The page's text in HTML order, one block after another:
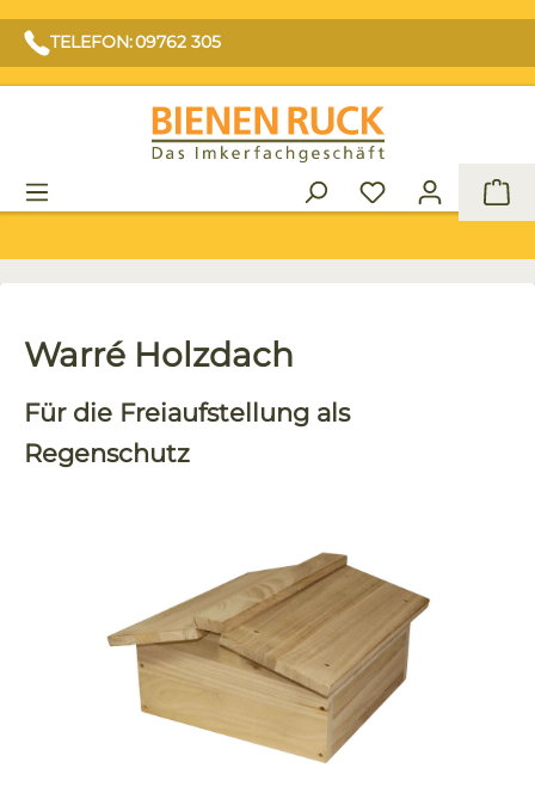
TELEFON: 09762 305
Warré Holzdach
Für die Freiaufstellung als
Regenschutz